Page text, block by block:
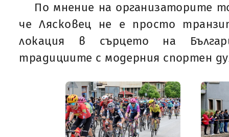
По мнение на организаторите
че Лясковец не е просто
локация в сърцето на
традициите с модерния спортен